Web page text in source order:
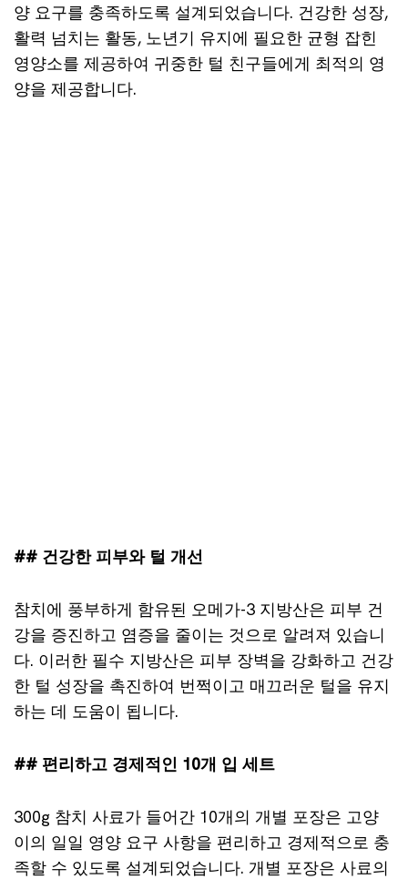
양 요구를 충족하도록 설계되었습니다. 건강한 성장,
활력 넘치는 활동, 노년기 유지에 필요한 균형 잡힌
영양소를 제공하여 귀중한 털 친구들에게 최적의 영
양을 제공합니다.
## 건강한 피부와 털 개선
참치에 풍부하게 함유된 오메가-3 지방산은 피부 건
강을 증진하고 염증을 줄이는 것으로 알려져 있습니
다. 이러한 필수 지방산은 피부 장벽을 강화하고 건강
한 털 성장을 촉진하여 번쩍이고 매끄러운 털을 유지
하는 데 도움이 됩니다.
## 편리하고 경제적인 10개 입 세트
300g 참치 사료가 들어간 10개의 개별 포장은 고양
이의 일일 영양 요구 사항을 편리하고 경제적으로 충
족할 수 있도록 설계되었습니다. 개별 포장은 사료의